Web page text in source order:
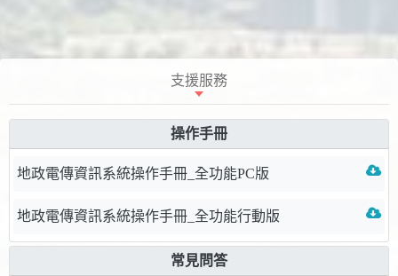
支援服務
操作手冊
地政電傳資訊系統操作手冊_全功能PC版
地政電傳資訊系統操作手冊_全功能行動版
常見問答